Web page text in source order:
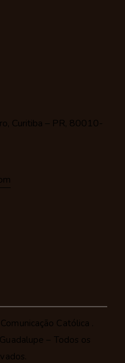
Curitiba – PR, 80010-
Católica .
– Todos os